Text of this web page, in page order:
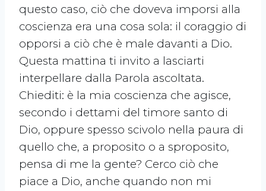
questo caso, ciò che doveva imporsi alla
coscienza era una cosa sola: il coraggio di
opporsi a ciò che è male davanti a Dio.
Questa mattina ti invito a lasciarti
interpellare dalla Parola ascoltata.
Chiediti: è la mia coscienza che agisce,
secondo i dettami del timore santo di
Dio, oppure spesso scivolo nella paura di
quello che, a proposito o a sproposito,
pensa di me la gente? Cerco ciò che
piace a Dio, anche quando non mi